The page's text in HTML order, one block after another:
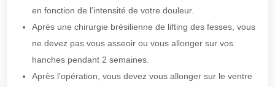
en fonction de l’intensité de votre douleur.
Après une chirurgie brésilienne de lifting des fesses, vous
ne devez pas vous asseoir ou vous allonger sur vos
hanches pendant 2 semaines.
Après l’opération, vous devez vous allonger sur le ventre